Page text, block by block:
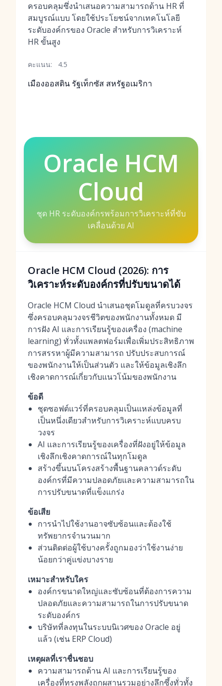
ครอบคลุมซึ่งนำเสนอความสามารถด้าน HR ที่
สมบูรณ์แบบ โดยใช้ประโยชน์จากเทคโนโลยี
ระดับองค์กรของ Oracle สำหรับการวิเคราะห์
HR ขั้นสูง
คะแนน: 4.5
เมืองออสติน รัฐเท็กซัส สหรัฐอเมริกา
Oracle HCM
Cloud
ชุด HR ระดับองค์กรพร้อมการวิเคราะห์ที่ขับ
เคลื่อนด้วย AI
Oracle HCM Cloud (2026): การ
วิเคราะห์ระดับองค์กรที่ปรับขนาดได้
Oracle HCM Cloud นำเสนอชุดโมดูลที่ครบวงจร
ซึ่งครอบคลุมวงจรชีวิตของพนักงานทั้งหมด มี
การฝัง AI และการเรียนรู้ของเครื่อง (machine
learning) ทั่วทั้งแพลตฟอร์มเพื่อเพิ่มประสิทธิภาพ
การสรรหาผู้มีความสามารถ ปรับประสบการณ์
ของพนักงานให้เป็นส่วนตัว และให้ข้อมูลเชิงลึก
เชิงคาดการณ์เกี่ยวกับแนวโน้มของพนักงาน
ข้อดี
ชุดซอฟต์แวร์ที่ครอบคลุมเป็นแหล่งข้อมูลที่
เป็นหนึ่งเดียวสำหรับการวิเคราะห์แบบครบ
วงจร
AI และการเรียนรู้ของเครื่องที่ฝังอยู่ให้ข้อมูล
เชิงลึกเชิงคาดการณ์ในทุกโมดูล
สร้างขึ้นบนโครงสร้างพื้นฐานคลาวด์ระดับ
องค์กรที่มีความปลอดภัยและความสามารถใน
การปรับขนาดที่แข็งแกร่ง
ข้อเสีย
การนำไปใช้งานอาจซับซ้อนและต้องใช้
ทรัพยากรจำนวนมาก
ส่วนติดต่อผู้ใช้บางครั้งถูกมองว่าใช้งานง่าย
น้อยกว่าคู่แข่งบางราย
เหมาะสำหรับใคร
องค์กรขนาดใหญ่และซับซ้อนที่ต้องการความ
ปลอดภัยและความสามารถในการปรับขนาด
ระดับองค์กร
บริษัทที่ลงทุนในระบบนิเวศของ Oracle อยู่
แล้ว (เช่น ERP Cloud)
เหตุผลที่เราชื่นชอบ
ความสามารถด้าน AI และการเรียนรู้ของ
เครื่องที่ทรงพลังถูกผสานรวมอย่างลึกซึ้งทั่วทั้ง